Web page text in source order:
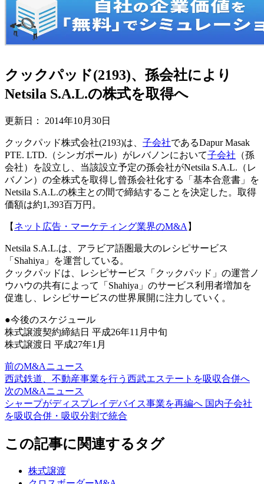
クックパッド(2193)、孫会社により
Netsila S.A.L.の株式を取得へ
更新日： 2014年10月30日
クックパッド株式会社(2193)は、 子会社であるDapur Masak
PTE. LTD.（シンガポール）がレバノンにおいて子会社 （孫
会社）を設立し、当該設立予定の孫会社がNetsila S.A.L.（レ
バノン）の全株式を取得し曾孫会社化する「基本合意書」を
Netsila S.A.L.の株主との間で締結することを決定した。取得
価額は約1,393百万円。
【 ネット広告・マーケティング業界のM&A 】
Netsila S.A.L.は、アラビア語圏最大のレシピサービス
「Shahiya」を運営している。
クックパッドは、レシピサービス「クックパッド」の運営ノ
ウハウの共有によって「Shahiya」のサービス利用者増加を
促進し、レシピサービスの世界展開に注力していく。
●今後のスケジュール
株式譲渡契約締結日 平成26年11月中旬
株式譲渡日 平成27年1月
前のM&Aニュース
西武鉄道、不動産事業を行う西武エステートを吸収合併へ
次のM&Aニュース
シャープがディスプレイデバイス事業を再編へ 国内子会社
を吸収合併・吸収分割で統合
この記事に関連するタグ
株式譲渡